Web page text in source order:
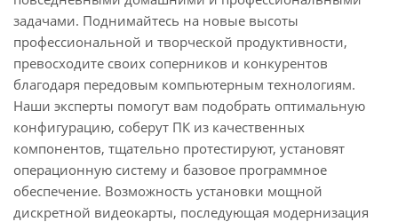
задачами. Поднимайтесь на новые высоты
профессиональной и творческой продуктивности,
превосходите своих соперников и конкурентов
благодаря передовым компьютерным технологиям.
Наши эксперты помогут вам подобрать оптимальную
конфигурацию, соберут ПК из качественных
компонентов, тщательно протестируют, установят
операционную систему и базовое программное
обеспечение. Возможность установки мощной
дискретной видеокарты, последующая модернизация